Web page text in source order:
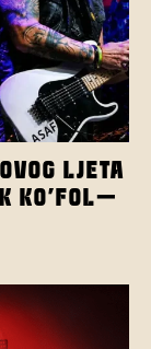
LJETA
KO’FOL-